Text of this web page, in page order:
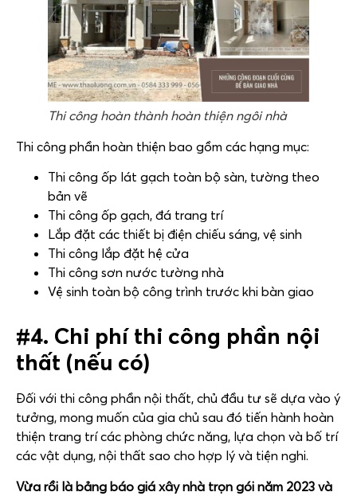
Thi công hoàn thành hoàn thiện ngôi nhà
Thi công phần hoàn thiện bao gồm các hạng mục:
Thi công ốp lát gạch toàn bộ sàn, tường theo
bản vẽ
Thi công ốp gạch, đá trang trí
Lắp đặt các thiết bị điện chiếu sáng, vệ sinh
Thi công lắp đặt hệ cửa
Thi công sơn nước tường nhà
Vệ sinh toàn bộ công trình trước khi bàn giao
#4. Chi phí thi công phần nội
thất (nếu có)
Đối với thi công phần nội thất, chủ đầu tư sẽ dựa vào ý
tưởng, mong muốn của gia chủ sau đó tiến hành hoàn
thiện trang trí các phòng chức năng, lựa chọn và bố trí
các vật dụng, nội thất sao cho hợp lý và tiện nghi.
Vừa rồi là bảng báo giá xây nhà trọn gói năm 2023 và